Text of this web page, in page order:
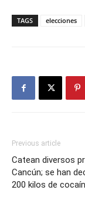
TAGS elecciones
Previous article
Catean diversos
Cancún; se han
200 kilos de